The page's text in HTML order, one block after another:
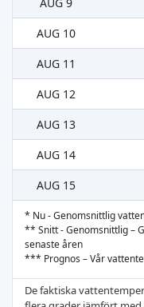
AUG 10
AUG 11
AUG 12
AUG 13
AUG 14
AUG 15
* Nu - Genomsnittlig
** Snitt - Genomsnittlig –
senaste åren
*** Prognos – Vår
De faktiska